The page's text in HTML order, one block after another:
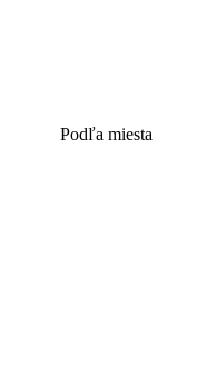
Podľa miesta